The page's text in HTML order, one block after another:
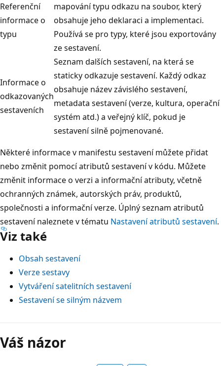
Referenční
informace o
typu
mapování typu odkazu na soubor, který
obsahuje jeho deklaraci a implementaci.
Používá se pro typy, které jsou exportovány
ze sestavení.
Informace o
odkazovaných
sestaveních
Seznam dalších sestavení, na která se
staticky odkazuje sestavení. Každý odkaz
obsahuje název závislého sestavení,
metadata sestavení (verze, kultura, operační
systém atd.) a veřejný klíč, pokud je
sestavení silně pojmenované.
Některé informace v manifestu sestavení můžete přidat
nebo změnit pomocí atributů sestavení v kódu. Můžete
změnit informace o verzi a informační atributy, včetně
ochranných známek, autorských práv, produktů,
společnosti a informační verze. Úplný seznam atributů
sestavení naleznete v tématu Nastavení atributů sestavení.
Viz také
Obsah sestavení
Verze sestavy
Vytváření satelitních sestavení
Sestavení se silným názvem
Režim
čtení
zakázán
Váš názor